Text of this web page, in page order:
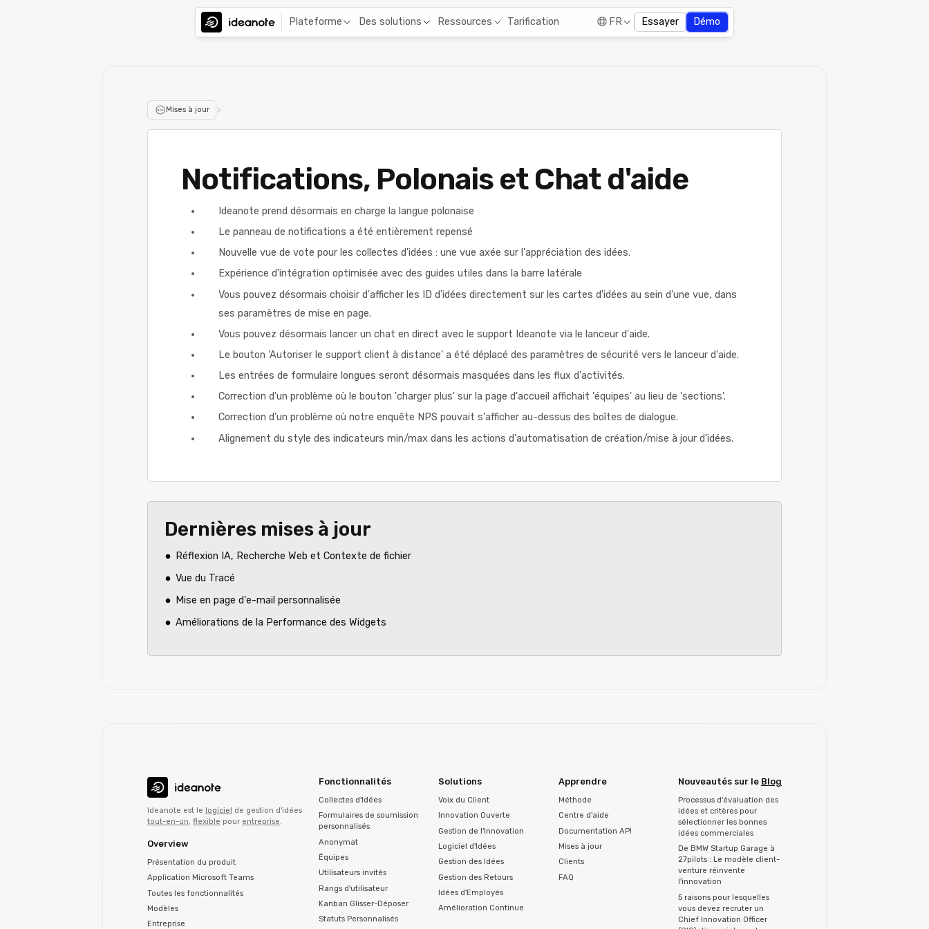
Plateforme Des solutions Ressources Tarification FR Essayer Démo
Mises à jour >
Notifications, Polonais et Chat d'aide
Ideanote prend désormais en charge la langue polonaise
Le panneau de notifications a été entièrement repensé
Nouvelle vue de vote pour les collectes d'idées : une vue axée sur l'appréciation des idées.
Expérience d'intégration optimisée avec des guides utiles dans la barre latérale
Vous pouvez désormais choisir d'afficher les ID d'idées directement sur les cartes d'idées au sein d'une vue, dans
ses paramètres de mise en page.
Vous pouvez désormais lancer un chat en direct avec le support Ideanote via le lanceur d'aide.
Le bouton 'Autoriser le support client à distance' a été déplacé des paramètres de sécurité vers le lanceur d'aide.
Les entrées de formulaire longues seront désormais masquées dans les flux d'activités.
Correction d'un problème où le bouton 'charger plus' sur la page d'accueil affichait 'équipes' au lieu de 'sections'.
Correction d'un problème où notre enquête NPS pouvait s'afficher au-dessus des boîtes de dialogue.
Alignement du style des indicateurs min/max dans les actions d'automatisation de création/mise à jour d'idées.
Dernières mises à jour
Réflexion IA, Recherche Web et Contexte de fichier
Vue du Tracé
Mise en page d'e-mail personnalisée
Améliorations de la Performance des Widgets
Ideanote est le logiciel de gestion d'idées
tout-en-un, flexible pour entreprise.
Overview
Présentation du produit
Application Microsoft Teams
Toutes les fonctionnalités
Modèles
Entreprise
Fonctionnalités
Collectes d'Idées
Formulaires de soumission
personnalisés
Anonymat
Équipes
Utilisateurs invités
Rangs d'utilisateur
Kanban Glisser-Déposer
Statuts Personnalisés
Solutions
Voix du Client
Innovation Ouverte
Gestion de l'Innovation
Logiciel d'Idées
Gestion des Idées
Gestion des Retours
Idées d'Employés
Amélioration Continue
Apprendre
Méthode
Centre d'aide
Documentation API
Mises à jour
Clients
FAQ
Nouveautés sur le Blog
Processus d'évaluation des
idées et critères pour
sélectionner les bonnes
idées commerciales
De BMW Startup Garage à
27pilots : Le modèle client-
venture réinvente
l'innovation
5 raisons pour lesquelles
vous devez recruter un
Chief Innovation Officer